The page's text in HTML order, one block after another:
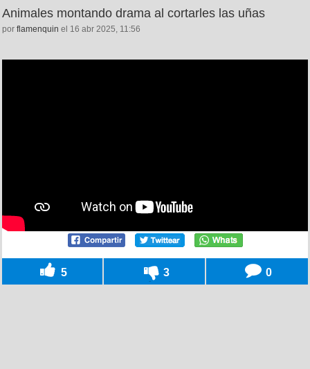
Animales montando drama al cortarles las uñas
por flamenquin el 16 abr 2025, 11:56
5 3 0